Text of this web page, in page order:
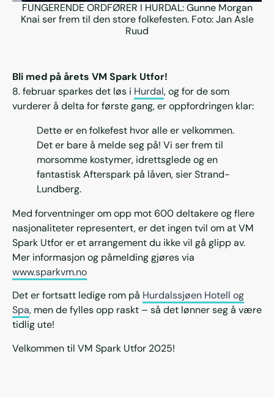
FUNGERENDE ORDFØRER I HURDAL: Gunne Morgan
Knai ser frem til den store folkefesten. Foto:Jan Asle
Ruud
Bli med på årets VM Spark Utfor!
8. februar sparkes det løs i Hurdal, og for de som
vurderer å delta for første gang, er oppfordringen klar:
Dette er en folkefest hvor alle er velkommen.
Det er bare å melde seg på! Vi ser frem til
morsomme kostymer, idrettsglede og en
fantastisk Afterspark på låven, sier Strand-
Lundberg.
Med forventninger om opp mot 600 deltakere og flere
nasjonaliteter representert, er det ingen tvil om at VM
Spark Utfor er et arrangement du ikke vil gå glipp av.
Mer informasjon og påmelding gjøres via
www.sparkvm.no
Det er fortsatt ledige rom på Hurdalssjøen Hotell og
Spa, men de fylles opp raskt – så det lønner seg å være
tidlig ute!
Velkommen til VM Spark Utfor 2025!